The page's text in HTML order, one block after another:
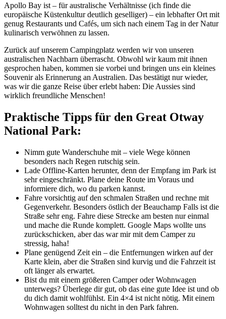
Apollo Bay ist – für australische Verhältnisse (ich finde die
europäische Küstenkultur deutlich geselliger) – ein lebhafter Ort mit
genug Restaurants und Cafés, um sich nach einem Tag in der Natur
kulinarisch verwöhnen zu lassen.
Zurück auf unserem Campingplatz werden wir von unseren
australischen Nachbarn überrascht. Obwohl wir kaum mit ihnen
gesprochen haben, kommen sie vorbei und bringen uns ein kleines
Souvenir als Erinnerung an Australien. Das bestätigt nur wieder,
was wir die ganze Reise über erlebt haben: Die Aussies sind
wirklich freundliche Menschen!
Praktische Tipps für den Great Otway
National Park:
Nimm gute Wanderschuhe mit – viele Wege können
besonders nach Regen rutschig sein.
Lade Offline-Karten herunter, denn der Empfang im Park ist
sehr eingeschränkt. Plane deine Route im Voraus und
informiere dich, wo du parken kannst.
Fahre vorsichtig auf den schmalen Straßen und rechne mit
Gegenverkehr. Besonders östlich der Beauchamp Falls ist die
Straße sehr eng. Fahre diese Strecke am besten nur einmal
und mache die Runde komplett. Google Maps wollte uns
zurückschicken, aber das war mir mit dem Camper zu
stressig, haha!
Plane genügend Zeit ein – die Entfernungen wirken auf der
Karte klein, aber die Straßen sind kurvig und die Fahrzeit ist
oft länger als erwartet.
Bist du mit einem größeren Camper oder Wohnwagen
unterwegs? Überlege dir gut, ob das eine gute Idee ist und ob
du dich damit wohlfühlst. Ein 4×4 ist nicht nötig. Mit einem
Wohnwagen solltest du nicht in den Park fahren.